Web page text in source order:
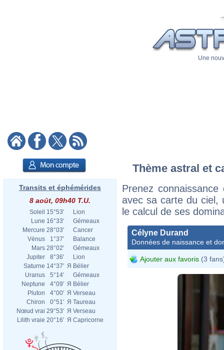
Une
Transits et éphémérides
8 août, 09h40 T.U.
Soleil 15°53'
Lion
Lune 16°33'
Gémeaux
Mercure 28°03'
Cancer
Vénus
1°37'
Balance
Mars 28°02'
Gémeaux
Jupiter
8°36'
Lion
Saturne 14°37' Я Bélier
Uranus
5°14'
Gémeaux
Neptune
4°09' Я Bélier
Pluton
4°00' Я Verseau
Chiron
0°51' Я Taureau
Nœud vrai 29°53' Я Verseau
Lilith vraie 20°16' Я Capricorne
Thème astral et
Prenez
avec sa carte du ciel,
le calcul de ses
Célyne Durand
Données de naissance et
Ajouter aux favoris (3